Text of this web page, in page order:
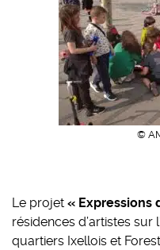
Le projet « Expressions
résidences d’artistes sur
quartiers Ixellois et
©